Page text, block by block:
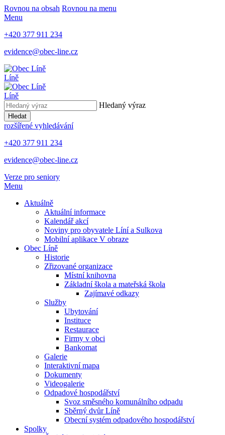
Rovnou na obsah Rovnou na menu
Menu
+420 377 911 234
evidence@obec-line.cz
Líně
Líně
Hledaný výraz
Hledat
rozšířené vyhledávání
+420 377 911 234
evidence@obec-line.cz
Verze pro seniory
Menu
Aktuálně
Aktuální informace
Kalendář akcí
Noviny pro obyvatele Líní a Sulkova
Mobilní aplikace V obraze
Obec Líně
Historie
Zřizované organizace
Místní knihovna
Základní škola a mateřská škola
Zajímavé odkazy
Služby
Ubytování
Instituce
Restaurace
Firmy v obci
Bankomat
Galerie
Interaktivní mapa
Dokumenty
Videogalerie
Odpadové hospodářství
Svoz směsného komunálního odpadu
Sběrný dvůr Líně
Obecní systém odpadového hospodářství
Spolky